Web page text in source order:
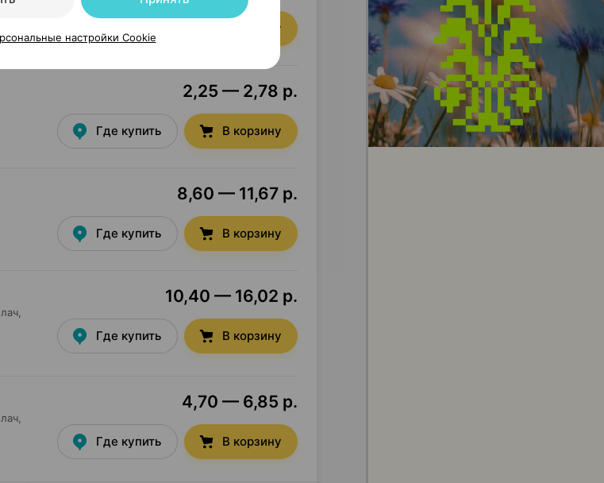
В корзину
2,25 — 2,78 р.
Где купить В корзину
8,60 — 11,67 р.
Где купить В корзину
10,40 — 16,02 р.
Где купить В корзину
4,70 — 6,85 р.
Где купить В корзину
настройки Cookie